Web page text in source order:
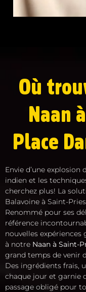
Où
Naan
Place
Envie d’une
indien et les
cherchez plus! La
Balavoine à Saint-
Renommé pour ses
référence
nouvelles expériences
à notre Naan à Saint-
grand temps de venir
Des ingrédients frais,
chaque jour et garnie
passage obligé pour